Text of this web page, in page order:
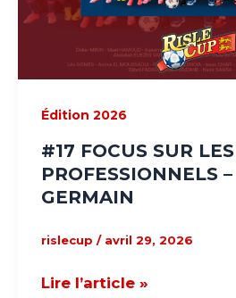
Édition 2026
#17 FOCUS SUR
PROFESSIONNELS
GERMAIN
rislecup / avril 29, 2026
GERMAIN
Lire l’article »